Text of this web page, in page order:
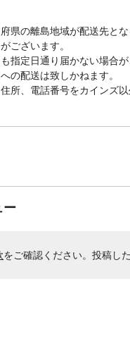
県の離島地域が配送先と
ございます。
指定日通り届かない場合
の配送は致しかねます。
所、電話番号をカインズ
ー
をご確認ください。投稿し